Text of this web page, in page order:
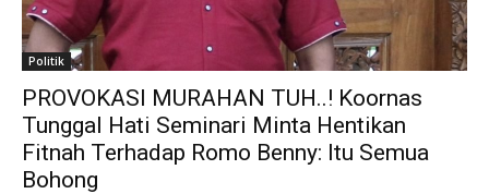
Politik
PROVOKASI MURAHAN TUH..! Koornas
Tunggal Hati Seminari Minta Hentikan
Fitnah Terhadap Romo Benny: Itu Semua
Bohong